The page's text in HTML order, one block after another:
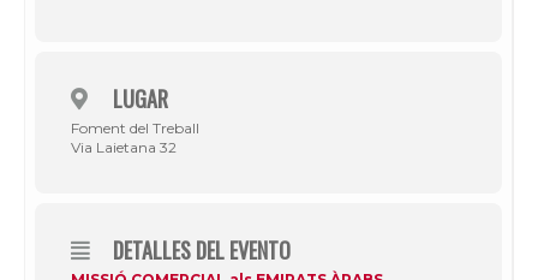
LUGAR
Foment del Treball
Via Laietana 32
DETALLES DEL EVENTO